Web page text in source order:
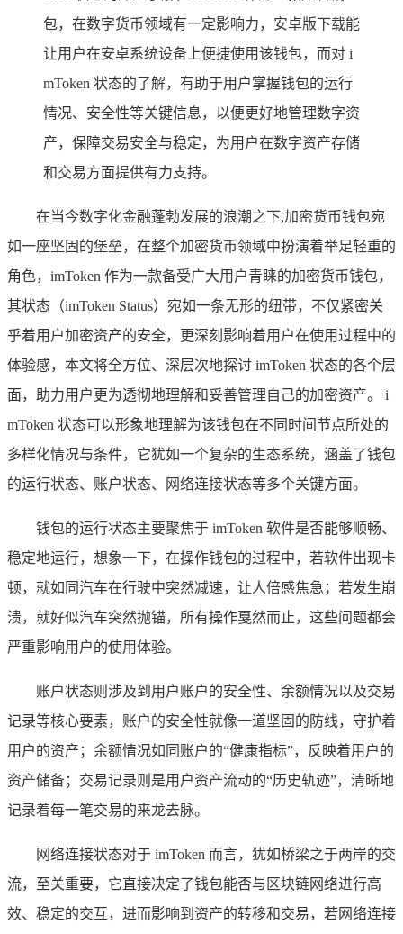
包，在数字货币领域有一定影响力，安卓版下载能
让用户在安卓系统设备上便捷使用该钱包，而对 i
mToken 状态的了解，有助于用户掌握钱包的运行
情况、安全性等关键信息，以便更好地管理数字资
产，保障交易安全与稳定，为用户在数字资产存储
和交易方面提供有力支持。
在当今数字化金融蓬勃发展的浪潮之下,加密货币钱包宛
如一座坚固的堡垒，在整个加密货币领域中扮演着举足轻重的
角色，imToken 作为一款备受广大用户青睐的加密货币钱包，
其状态（imToken Status）宛如一条无形的纽带，不仅紧密关
乎着用户加密资产的安全，更深刻影响着用户在使用过程中的
体验感，本文将全方位、深层次地探讨 imToken 状态的各个层
面，助力用户更为透彻地理解和妥善管理自己的加密资产。 i
mToken 状态可以形象地理解为该钱包在不同时间节点所处的
多样化情况与条件，它犹如一个复杂的生态系统，涵盖了钱包
的运行状态、账户状态、网络连接状态等多个关键方面。
钱包的运行状态主要聚焦于 imToken 软件是否能够顺畅、
稳定地运行，想象一下，在操作钱包的过程中，若软件出现卡
顿，就如同汽车在行驶中突然减速，让人倍感焦急；若发生崩
溃，就好似汽车突然抛锚，所有操作戛然而止，这些问题都会
严重影响用户的使用体验。
账户状态则涉及到用户账户的安全性、余额情况以及交易
记录等核心要素，账户的安全性就像一道坚固的防线，守护着
用户的资产；余额情况如同账户的“健康指标”，反映着用户的
资产储备；交易记录则是用户资产流动的“历史轨迹”，清晰地
记录着每一笔交易的来龙去脉。
网络连接状态对于 imToken 而言，犹如桥梁之于两岸的交
流，至关重要，它直接决定了钱包能否与区块链网络进行高
效、稳定的交互，进而影响到资产的转移和交易，若网络连接